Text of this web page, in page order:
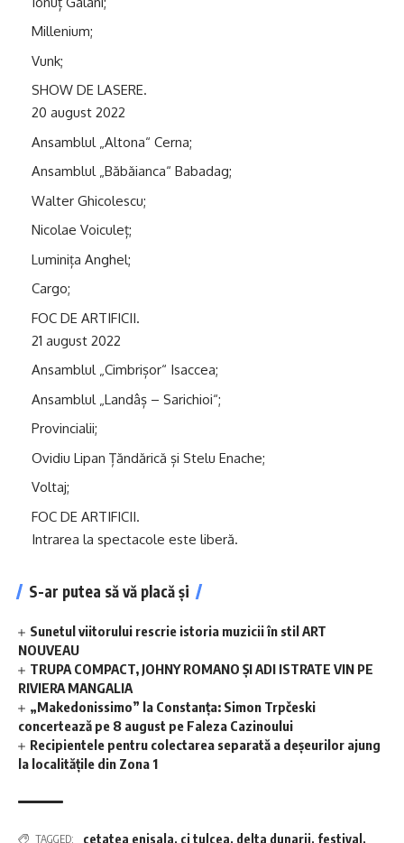
Millenium;
Vunk;
SHOW DE LASERE.
20 august 2022
Ansamblul „Altona“ Cerna;
Ansamblul „Băbăianca“ Babadag;
Walter Ghicolescu;
Nicolae Voiculeț;
Luminița Anghel;
Cargo;
FOC DE ARTIFICII.
21 august 2022
Ansamblul „Cimbrișor“ Isaccea;
Ansamblul „Landâș – Sarichioi“;
Provincialii;
Ovidiu Lipan Țăndărică și Stelu Enache;
Voltaj;
FOC DE ARTIFICII.
Intrarea la spectacole este liberă.
S-ar putea să vă placă și
Sunetul viitorului rescrie istoria muzicii în stil ART
NOUVEAU
TRUPA COMPACT, JOHNY ROMANO ȘI ADI ISTRATE VIN PE
RIVIERA MANGALIA
„Makedonissimo” la Constanța: Simon Trpčeski
concertează pe 8 august pe Faleza Cazinoului
Recipientele pentru colectarea separată a deșeurilor ajung
la localitățile din Zona 1
TAGGED: cetatea enisala, cj tulcea, delta dunarii, festival ,